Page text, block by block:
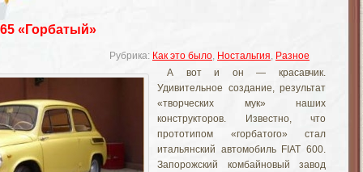
«Горбатый»
Рубрика: Как это было, Ностальгия, Разное
А вот и он — красавчик.
Удивительное создание, результат
«творческих мук» наших
конструкторов. Известно, что
прототипом «горбатого» стал
итальянский автомобиль FIAT 600.
Запорожский комбайновый завод